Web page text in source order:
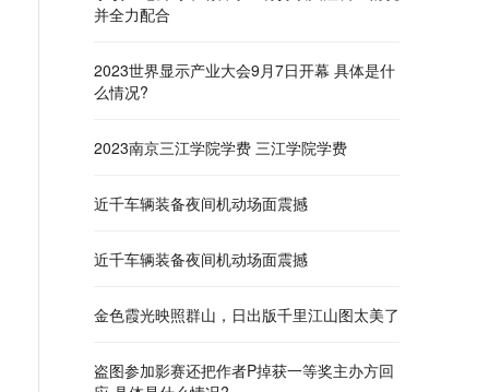
并全力配合
2023世界显示产业大会9月7日开幕 具体是什
么情况?
2023南京三江学院学费 三江学院学费
近千车辆装备夜间机动场面震撼
近千车辆装备夜间机动场面震撼
​金色霞光映照群山，日出版千里江山图太美了
盗图参加影赛还把作者P掉获一等奖主办方回